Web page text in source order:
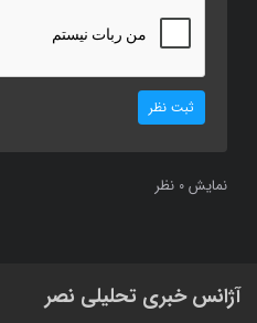
ثبت نظر
نمایش 0 نظر
آژانس خبری تحلیلی نصر